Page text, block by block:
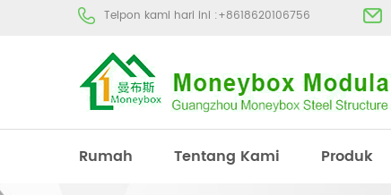
Telpon kami hari ini :+8618620106756
Rumah Tentang Kami Produk